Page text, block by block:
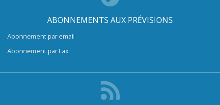
ABONNEMENTS AUX PRÉVISIONS
Abonnement par email
Abonnement par Fax